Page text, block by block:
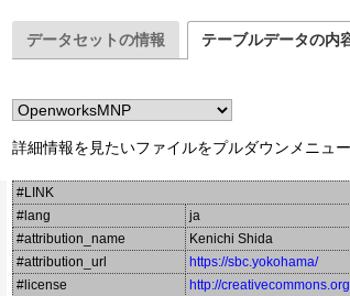
データセットの情報 テーブルデータの内
詳細情報を見たいファイルをプルダウンメニュ
#LINK
#lang
ja
#attribution_name
Kenichi Shida
#attribution_url
https://sbc.yokohama/
#license
http://